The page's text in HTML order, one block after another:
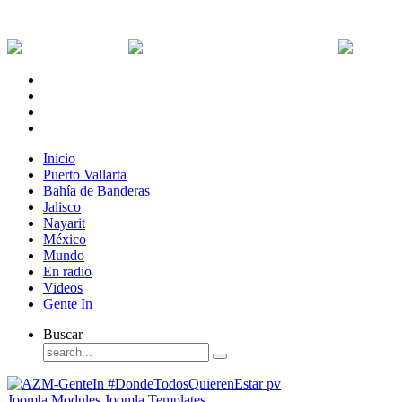
Inicio
Puerto Vallarta
Bahía de Banderas
Jalisco
Nayarit
México
Mundo
En radio
Videos
Gente In
Buscar